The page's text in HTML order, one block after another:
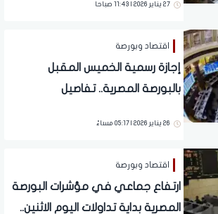
27 يناير 2026 | 11:43 صباحاً
اقتصاد وبورصة
إجازة رسمية الخميس المقبل
بالبورصة المصرية.. تفاصيل
26 يناير 2026 | 05:17 مساءً
اقتصاد وبورصة
ارتفاع جماعي في مؤشرات البورصة
المصرية بداية تداولات اليوم الاثنين..